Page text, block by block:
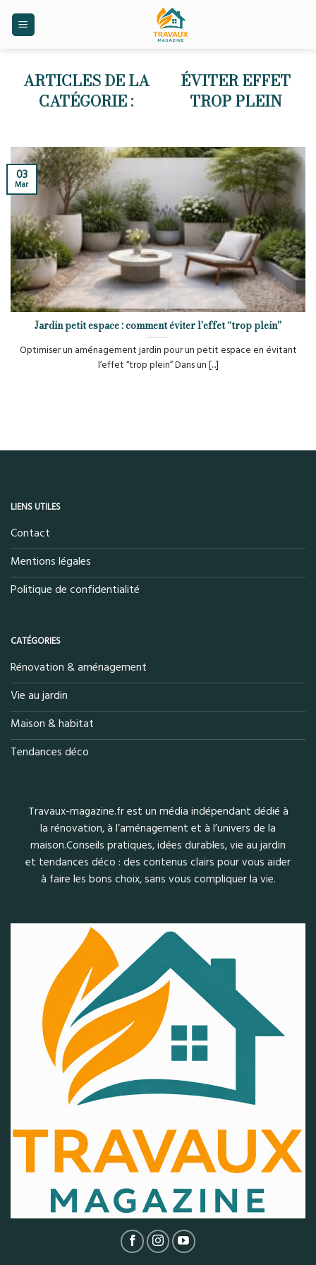
ÉVITER EFFET
TROP PLEIN
Jardin petit espace : comment éviter l’effet “trop plein”
Optimiser un aménagement jardin pour un petit espace en évitant
l’effet “trop plein” Dans un [...]
03
Mar
LIENS UTILES
Contact
Mentions légales
Politique de confidentialité
CATÉGORIES
Rénovation & aménagement
Vie au jardin
Maison & habitat
Tendances déco
Travaux-magazine.fr est un média indépendant dédié à
la rénovation, à l’aménagement et à l’univers de la
maison.Conseils pratiques, idées durables, vie au jardin
et tendances déco : des contenus clairs pour vous aider
à faire les bons choix, sans vous compliquer la vie.